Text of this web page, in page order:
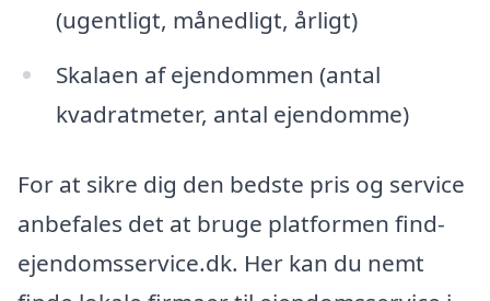
(ugentligt, månedligt, årligt)
Skalaen af ejendommen (antal
kvadratmeter, antal ejendomme)
For at sikre dig den bedste pris og service
anbefales det at bruge platformen find-
ejendomsservice.dk. Her kan du nemt